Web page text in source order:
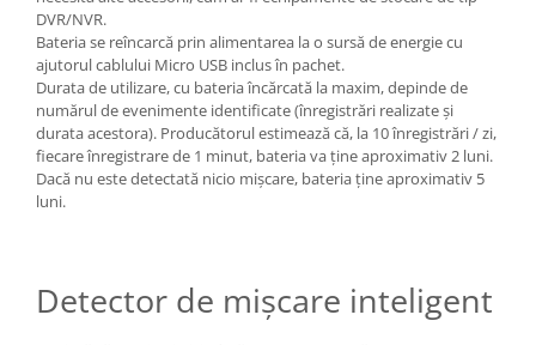
DVR/NVR.
Bateria se reîncarcă prin alimentarea la o sursă de energie cu
ajutorul cablului Micro USB inclus în pachet.
Durata de utilizare, cu bateria încărcată la maxim, depinde de
numărul de evenimente identificate (înregistrări realizate și
durata acestora). Producătorul estimează că, la 10 înregistrări / zi,
fiecare înregistrare de 1 minut, bateria va ține aproximativ 2 luni.
Dacă nu este detectată nicio mișcare, bateria ține aproximativ 5
luni.
Detector de mișcare inteligent